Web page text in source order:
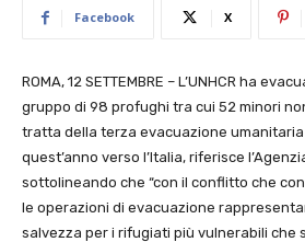
Facebook X
ROMA, 12 SETTEMBRE – L’UNHCR ha
gruppo di 98 profughi tra cui 52 minori
tratta della terza evacuazione
quest’anno verso l’Italia, riferisce
sottolineando che “con il conflitto che
le operazioni di evacuazione
salvezza per i rifugiati più vulnerabili che